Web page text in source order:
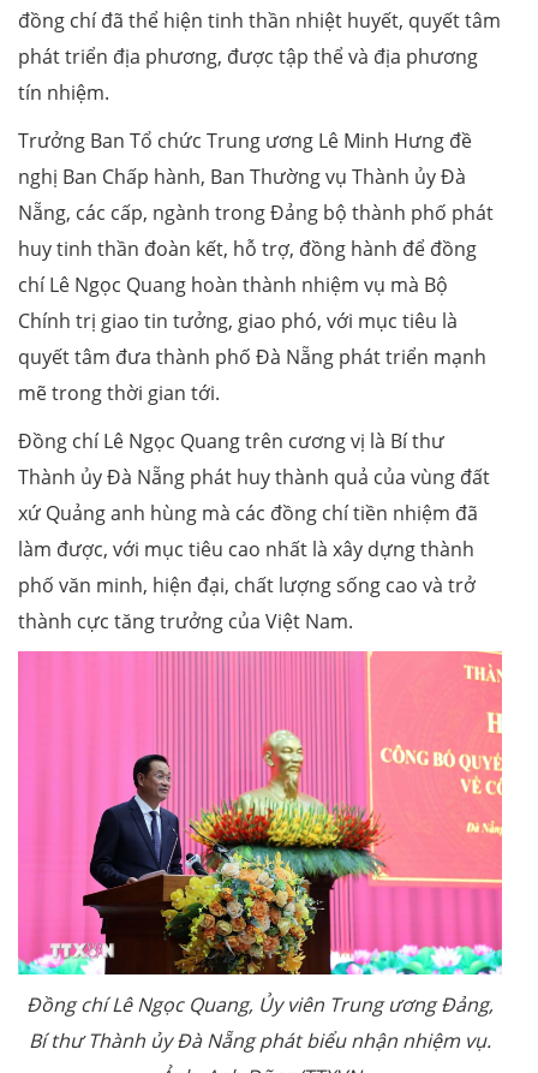
đồng chí đã thể hiện tinh thần nhiệt huyết, quyết tâm
phát triển địa phương, được tập thể và địa phương
tín nhiệm.
Trưởng Ban Tổ chức Trung ương Lê Minh Hưng đề
nghị Ban Chấp hành, Ban Thường vụ Thành ủy Đà
Nẵng, các cấp, ngành trong Đảng bộ thành phố phát
huy tinh thần đoàn kết, hỗ trợ, đồng hành để đồng
chí Lê Ngọc Quang hoàn thành nhiệm vụ mà Bộ
Chính trị giao tin tưởng, giao phó, với mục tiêu là
quyết tâm đưa thành phố Đà Nẵng phát triển mạnh
mẽ trong thời gian tới.
Đồng chí Lê Ngọc Quang trên cương vị là Bí thư
Thành ủy Đà Nẵng phát huy thành quả của vùng đất
xứ Quảng anh hùng mà các đồng chí tiền nhiệm đã
làm được, với mục tiêu cao nhất là xây dựng thành
phố văn minh, hiện đại, chất lượng sống cao và trở
thành cực tăng trưởng của Việt Nam.
Đồng chí Lê Ngọc Quang, Ủy viên Trung ương Đảng,
Bí thư Thành ủy Đà Nẵng phát biểu nhận nhiệm vụ.